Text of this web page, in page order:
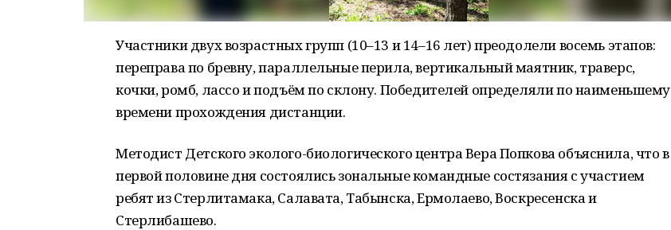
Участники двух возрастных групп (10–13 и 14–16 лет) преодолели восемь этапов:
переправа по бревну, параллельные перила, вертикальный маятник, траверс,
кочки, ромб, лассо и подъём по склону. Победителей определяли по наименьшему
времени прохождения дистанции.
Методист Детского эколого-биологического центра Вера Попкова объяснила, что в
первой половине дня состоялись зональные командные состязания с участием
ребят из Стерлитамака, Салавата, Табынска, Ермолаево, Воскресенска и
Стерлибашево.